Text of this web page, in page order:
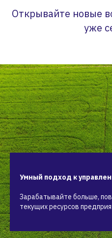
Открывайте новые
уже
Умный подход к
Зарабатывайте больше,
текущих ресурсов